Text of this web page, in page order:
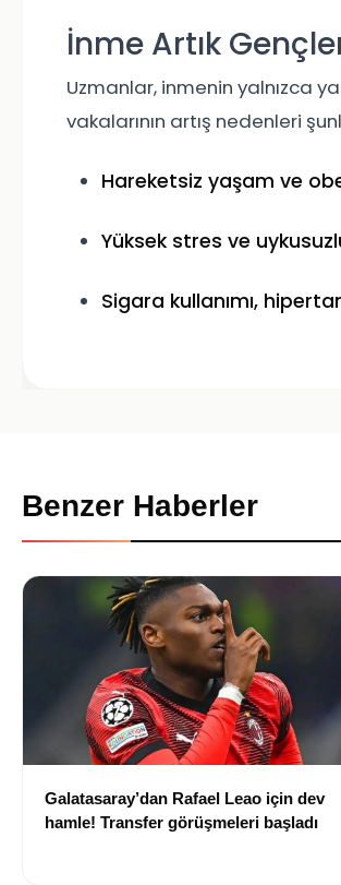
İnme Artık
Uzmanlar, inmenin yalnızca
vakalarının artış nedenleri
Hareketsiz yaşam ve
Yüksek stres ve
Sigara kullanımı,
Benzer Haberler
Galatasaray’dan Rafael Leao için dev
hamle! Transfer görüşmeleri başladı